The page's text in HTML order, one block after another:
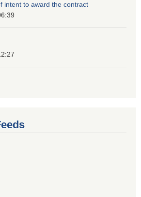
intent to award the contract